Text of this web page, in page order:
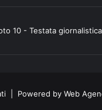
10 - Testata
| Powered by Web